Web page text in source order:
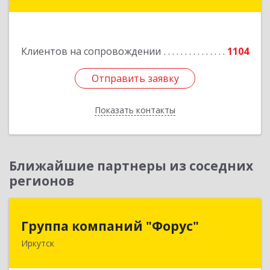
Клиентов на сопровождении 1104
Отправить заявку
Показать контакты
Отправить заявку
Назад
Ближайшие партнеры из соседних
регионов
Группа компаний "Форус"
Иркутск
Группа компаний "Форус"
664007, Иркутская обл, Иркутск г, Ямская ул,